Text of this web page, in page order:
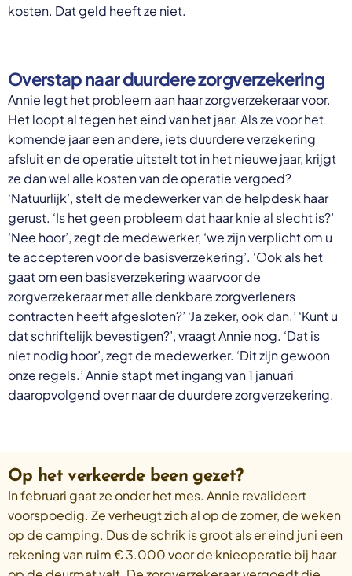
kosten. Dat geld heeft ze niet.
Overstap naar duurdere zorgverzekering
Annie legt het probleem aan haar zorgverzekeraar voor.
Het loopt al tegen het eind van het jaar. Als ze voor het
komende jaar een andere, iets duurdere verzekering
afsluit en de operatie uitstelt tot in het nieuwe jaar, krijgt
ze dan wel alle kosten van de operatie vergoed?
‘Natuurlijk’, stelt de medewerker van de helpdesk haar
gerust. ‘Is het geen probleem dat haar knie al slecht is?’
‘Nee hoor’, zegt de medewerker, ‘we zijn verplicht om u
te accepteren voor de basisverzekering’. ‘Ook als het
gaat om een basisverzekering waarvoor de
zorgverzekeraar met alle denkbare zorgverleners
contracten heeft afgesloten?’ ‘Ja zeker, ook dan.’ ‘Kunt u
dat schriftelijk bevestigen?’, vraagt Annie nog. ‘Dat is
niet nodig hoor’, zegt de medewerker. ‘Dit zijn gewoon
onze regels.’ Annie stapt met ingang van 1 januari
daaropvolgend over naar de duurdere zorgverzekering.
Op het verkeerde been gezet?
In februari gaat ze onder het mes. Annie revalideert
voorspoedig. Ze verheugt zich al op de zomer, de weken
op de camping. Dus de schrik is groot als er eind juni een
rekening van ruim € 3.000 voor de knieoperatie bij haar